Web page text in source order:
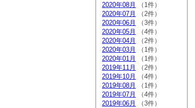
2020年08月
（1件）
2020年07月
（2件）
2020年06月
（3件）
2020年05月
（4件）
2020年04月
（2件）
2020年03月
（1件）
2020年01月
（1件）
2019年11月
（2件）
2019年10月
（4件）
2019年08月
（1件）
2019年07月
（4件）
2019年06月
（3件）